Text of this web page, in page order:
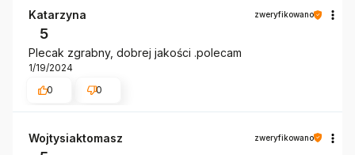
Katarzyna zweryfikowano
5
Plecak zgrabny, dobrej jakości .polecam
1/19/2024
0
0
Wojtysiaktomasz zweryfikowano